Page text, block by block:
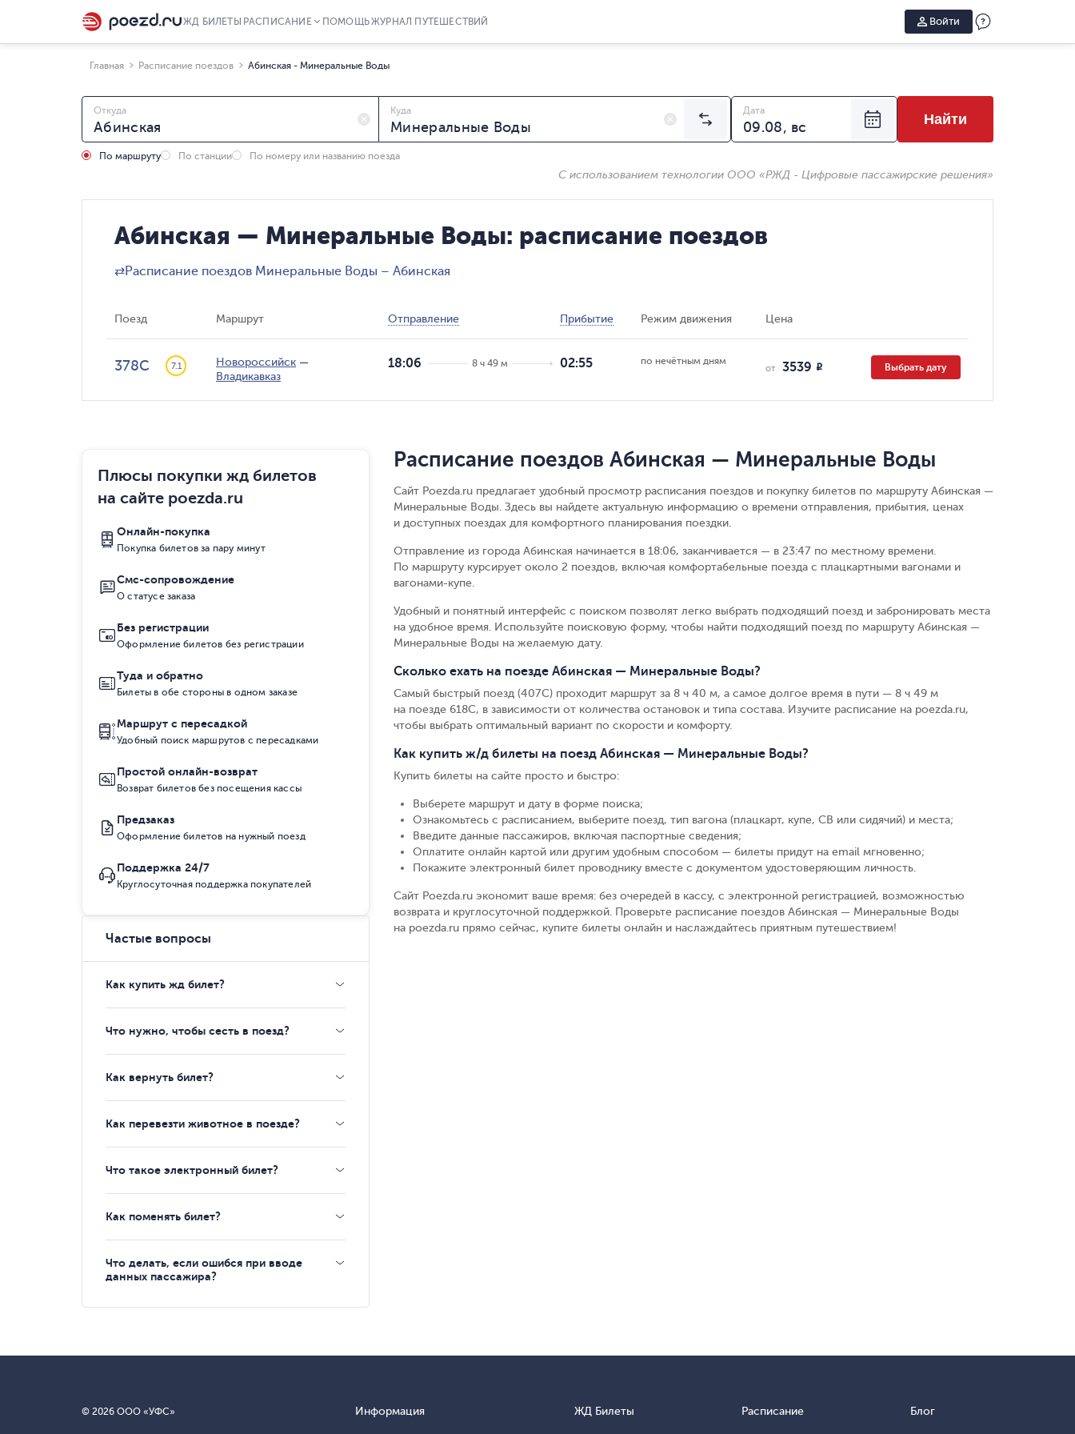
ЖД БИЛЕТЫ РАСПИСАНИЕ ПОМОЩЬЖУРНАЛ ПУТЕШЕСТВИЙ Войти
Главная Расписание поездов Абинская - Минеральные Воды
Откуда Куда
По маршруту По станции По номеру или названию поезда
Дата
Найти
С использованием технологии ООО «РЖД - Цифровые пассажирские решения»
Абинская — Минеральные Воды: расписание поездов
⇄Расписание поездов Минеральные Воды – Абинская
Поезд Маршрут Отправление Прибытие Режим движения Цена
378С 7.1 Новороссийск —
Владикавказ
18:06 8 ч 49 м 02:55 по нечётным дням
от 3539 R Выбрать дату
Расписание поездов Абинская — Минеральные Воды
Сайт Poezda.ru предлагает удобный просмотр расписания поездов и покупку билетов по маршруту Абинская —
Минеральные Воды. Здесь вы найдете актуальную информацию о времени отправления, прибытия, ценах
и доступных поездах для комфортного планирования поездки.
Отправление из города Абинская начинается в 18:06, заканчивается — в 23:47 по местному времени.
По маршруту курсирует около 2 поездов, включая комфортабельные поезда с плацкартными вагонами и
вагонами-купе.
Удобный и понятный интерфейс с поиском позволят легко выбрать подходящий поезд и забронировать места
на удобное время. Используйте поисковую форму, чтобы найти подходящий поезд по маршруту Абинская —
Минеральные Воды на желаемую дату.
Сколько ехать на поезде Абинская — Минеральные Воды?
Самый быстрый поезд (407С) проходит маршрут за 8 ч 40 м, а самое долгое время в пути — 8 ч 49 м
на поезде 618С, в зависимости от количества остановок и типа состава. Изучите расписание на poezda.ru,
чтобы выбрать оптимальный вариант по скорости и комфорту.
Как купить ж/д билеты на поезд Абинская — Минеральные Воды?
Купить билеты на сайте просто и быстро:
Выберете маршрут и дату в форме поиска;
Ознакомьтесь с расписанием, выберите поезд, тип вагона (плацкарт, купе, СВ или сидячий) и места;
Введите данные пассажиров, включая паспортные сведения;
Оплатите онлайн картой или другим удобным способом — билеты придут на email мгновенно;
Покажите электронный билет проводнику вместе с документом удостоверяющим личность.
Сайт Poezda.ru экономит ваше время: без очередей в кассу, с электронной регистрацией, возможностью
возврата и круглосуточной поддержкой. Проверьте расписание поездов Абинская — Минеральные Воды
на poezda.ru прямо сейчас, купите билеты онлайн и наслаждайтесь приятным путешествием!
Плюсы покупки жд билетов
на сайте poezda.ru
Онлайн-покупка
Покупка билетов за пару минут
Смс-сопровождение
О статусе заказа
Без регистрации
Оформление билетов без регистрации
Туда и обратно
Билеты в обе стороны в одном заказе
Маршрут с пересадкой
Удобный поиск маршрутов с пересадками
Простой онлайн-возврат
Возврат билетов без посещения кассы
Предзаказ
Оформление билетов на нужный поезд
Поддержка 24/7
Круглосуточная поддержка покупателей
Частые вопросы
Как купить жд билет?
Что нужно, чтобы сесть в поезд?
Как вернуть билет?
Как перевезти животное в поезде?
Что такое электронный билет?
Как поменять билет?
Что делать, если ошибся при вводе
данных пассажира?
© 2026 ООО «УФС» Информация ЖД Билеты Расписание Блог